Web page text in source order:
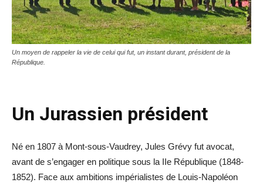
Un moyen de rappeler la vie de celui qui fut, un instant durant, président de la
République.
Un Jurassien président
Né en 1807 à Mont-sous-Vaudrey, Jules Grévy fut avocat,
avant de s’engager en politique sous la IIe République (1848-
1852). Face aux ambitions impérialistes de Louis-Napoléon